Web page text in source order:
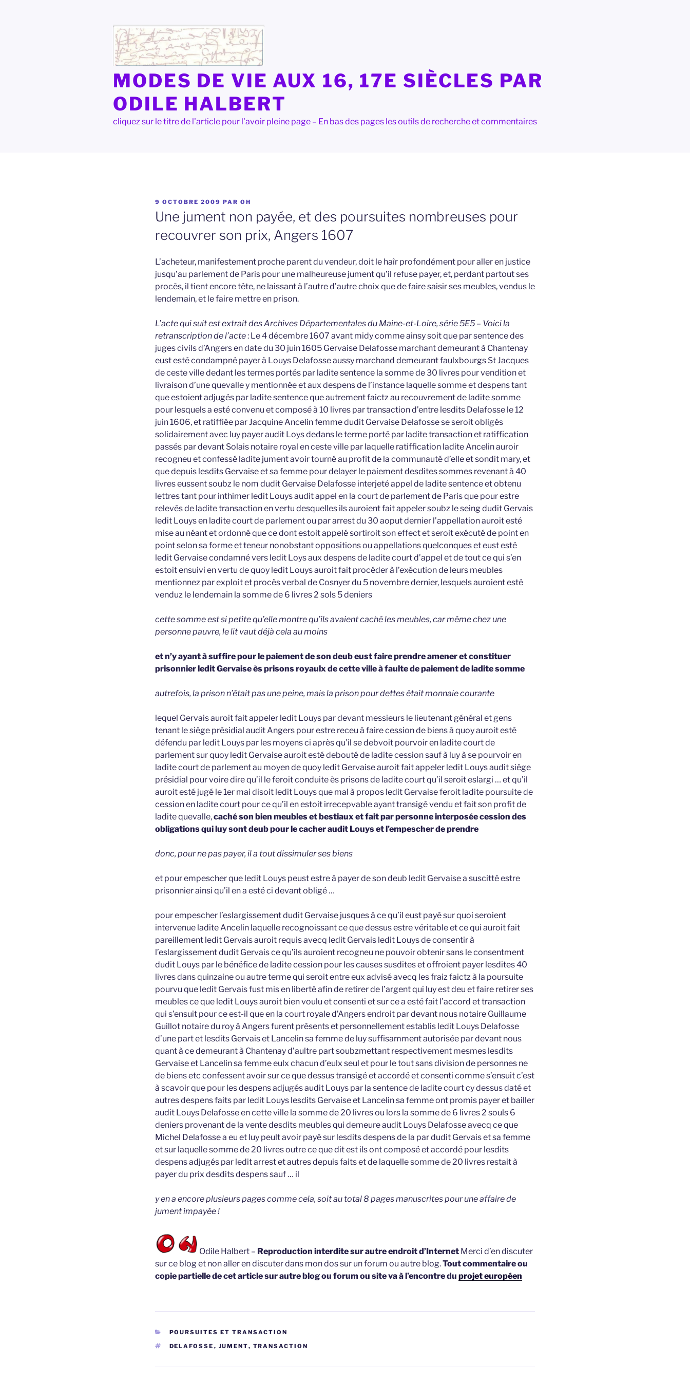
MODES DE VIE AUX 16, 17E SIÈCLES PAR
ODILE HALBERT
cliquez sur le titre de l'article pour l'avoir pleine page – En bas des pages les outils de recherche et commentaires
PUBLIÉ
LE
9 OCTOBRE 2009 PAR OH
Une jument non payée, et des poursuites nombreuses pour
recouvrer son prix, Angers 1607
L’acheteur, manifestement proche parent du vendeur, doit le haîr profondément pour aller en justice
jusqu’au parlement de Paris pour une malheureuse jument qu’il refuse payer, et, perdant partout ses
procès, il tient encore tête, ne laissant à l’autre d’autre choix que de faire saisir ses meubles, vendus le
lendemain, et le faire mettre en prison.
L’acte qui suit est extrait des Archives Départementales du Maine-et-Loire, série 5E5 – Voici la
retranscription de l’acte: Le 4 décembre 1607 avant midy comme ainsy soit que par sentence des
juges civils d’Angers en date du 30 juin 1605 Gervaise Delafosse marchant demeurant à Chantenay
eust esté condampné payer à Louys Delafosse aussy marchand demeurant faulxbourgs St Jacques
de ceste ville dedant les termes portés par ladite sentence la somme de 30 livres pour vendition et
livraison d’une quevalle y mentionnée et aux despens de l’instance laquelle somme et despens tant
que estoient adjugés par ladite sentence que autrement faictz au recouvrement de ladite somme
pour lesquels a esté convenu et composé à 10 livres par transaction d’entre lesdits Delafosse le 12
juin 1606, et ratiffiée par Jacquine Ancelin femme dudit Gervaise Delafosse se seroit obligés
solidairement avec luy payer audit Loys dedans le terme porté par ladite transaction et ratiffication
passés par devant Solais notaire royal en ceste ville par laquelle ratiffication ladite Ancelin auroir
recogneu et confessé ladite jument avoir tourné au profit de la communauté d’elle et sondit mary, et
que depuis lesdits Gervaise et sa femme pour delayer le paiement desdites sommes revenant à 40
livres eussent soubz le nom dudit Gervaise Delafosse interjeté appel de ladite sentence et obtenu
lettres tant pour inthimer ledit Louys audit appel en la court de parlement de Paris que pour estre
relevés de ladite transaction en vertu desquelles ils auroient fait appeler soubz le seing dudit Gervais
ledit Louys en ladite court de parlement ou par arrest du 30 aoput dernier l’appellation auroit esté
mise au néant et ordonné que ce dont estoit appelé sortiroit son effect et seroit exécuté de point en
point selon sa forme et teneur nonobstant oppositions ou appellations quelconques et eust esté
ledit Gervaise condamné vers ledit Loys aux despens de ladite court d’appel et de tout ce qui s’en
estoit ensuivi en vertu de quoy ledit Louys auroit fait procéder à l’exécution de leurs meubles
mentionnez par exploit et procès verbal de Cosnyer du 5 novembre dernier, lesquels auroient esté
venduz le lendemain la somme de 6 livres 2 sols 5 deniers
cette somme est si petite qu’elle montre qu’ils avaient caché les meubles, car même chez une
personne pauvre, le lit vaut déjà cela au moins
et n’y ayant à suffire pour le paiement de son deub eust faire prendre amener et constituer
prisonnier ledit Gervaise ès prisons royaulx de cette ville à faulte de paiement de ladite somme
autrefois, la prison n’était pas une peine, mais la prison pour dettes était monnaie courante
lequel Gervais auroit fait appeler ledit Louys par devant messieurs le lieutenant général et gens
tenant le siège présidial audit Angers pour estre receu à faire cession de biens à quoy auroit esté
défendu par ledit Louys par les moyens ci après qu’il se debvoit pourvoir en ladite court de
parlement sur quoy ledit Gervaise auroit esté debouté de ladite cession sauf à luy à se pourvoir en
ladite court de parlement au moyen de quoy ledit Gervaise auroit fait appeler ledit Louys audit siège
présidial pour voire dire qu’il le feroit conduite ès prisons de ladite court qu’il seroit eslargi … et qu’il
auroit esté jugé le 1er mai disoit ledit Louys que mal à propos ledit Gervaise feroit ladite poursuite de
cession en ladite court pour ce qu’il en estoit irrecepvable ayant transigé vendu et fait son profit de
ladite quevalle,caché son bien meubles et bestiaux et fait par personne interposée cession des
obligations qui luy sont deub pour le cacher audit Louys et l’empescher de prendre
donc, pour ne pas payer, il a tout dissimuler ses biens
et pour empescher que ledit Louys peust estre à payer de son deub ledit Gervaise a suscitté estre
prisonnier ainsi qu’il en a esté ci devant obligé …
pour empescher l’eslargissement dudit Gervaise jusques à ce qu’il eust payé sur quoi seroient
intervenue ladite Ancelin laquelle recognoissant ce que dessus estre véritable et ce qui auroit fait
pareillement ledit Gervais auroit requis avecq ledit Gervais ledit Louys de consentir à
l’eslargissement dudit Gervais ce qu’ils auroient recogneu ne pouvoir obtenir sans le consentment
dudit Louys par le bénéfice de ladite cession pour les causes susdites et offroient payer lesdites 40
livres dans quinzaine ou autre terme qui seroit entre eux advisé avecq les fraiz faictz à la poursuite
pourvu que ledit Gervais fust mis en liberté afin de retirer de l’argent qui luy est deu et faire retirer ses
meubles ce que ledit Louys auroit bien voulu et consenti et sur ce a esté fait l’accord et transaction
qui s’ensuit pour ce est-il que en la court royale d’Angers endroit par devant nous notaire Guillaume
Guillot notaire du roy à Angers furent présents et personnellement establis ledit Louys Delafosse
d’une part et lesdits Gervais et Lancelin sa femme de luy suffisamment autorisée par devant nous
quant à ce demeurant à Chantenay d’aultre part soubzmettant respectivement mesmes lesdits
Gervaise et Lancelin sa femme eulx chacun d’eulx seul et pour le tout sans division de personnes ne
de biens etc confessent avoir sur ce que dessus transigé et accordé et consenti comme s’ensuit c’est
à scavoir que pour les despens adjugés audit Louys par la sentence de ladite court cy dessus daté et
autres despens faits par ledit Louys lesdits Gervaise et Lancelin sa femme ont promis payer et bailler
audit Louys Delafosse en cette ville la somme de 20 livres ou lors la somme de 6 livres 2 souls 6
deniers provenant de la vente desdits meubles qui demeure audit Louys Delafosse avecq ce que
Michel Delafosse a eu et luy peult avoir payé sur lesdits despens de la par dudit Gervais et sa femme
et sur laquelle somme de 20 livres outre ce que dit est ils ont composé et accordé pour lesdits
despens adjugés par ledit arrest et autres depuis faits et de laquelle somme de 20 livres restait à
payer du prix desdits despens sauf … il
y en a encore plusieurs pages comme cela, soit au total 8 pages manuscrites pour une affaire de
jument impayée !
Odile Halbert – Reproduction interdite sur autre endroit d’Internet Merci d’en discuter
sur ce blog et non aller en discuter dans mon dos sur un forum ou autre blog.Tout commentaire ou
copie partielle de cet article sur autre blog ou forum ou site va à l’encontre du projet européen
CATÉGORIES
POURSUITES ET TRANSACTION
ÉTIQUETTES
DELAFOSSE , JUMENT, TRANSACTION